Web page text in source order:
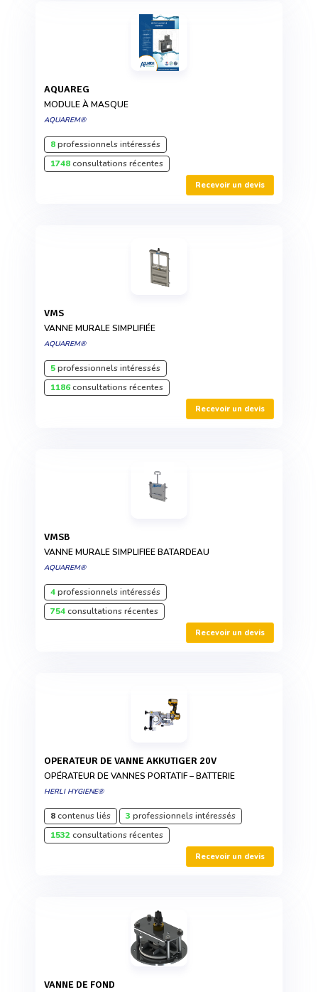
AQUAREG
MODULE À MASQUE
AQUAREM®
8professionnels intéressés
1748consultations récentes
Recevoir un devis
VMS
VANNE MURALE SIMPLIFIÉE
AQUAREM®
5professionnels intéressés
1186consultations récentes
Recevoir un devis
VMSB
VANNE MURALE SIMPLIFIEE BATARDEAU
AQUAREM®
4professionnels intéressés
754consultations récentes
Recevoir un devis
OPERATEUR DE VANNE AKKUTIGER 20V
OPÉRATEUR DE VANNES PORTATIF – BATTERIE
HERLI HYGIENE®
8contenus liés 3 professionnels intéressés
1532consultations récentes
Recevoir un devis
VANNE DE FOND